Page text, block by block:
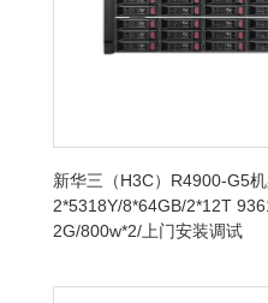
新华三（H3C）R4900-G5
2*5318Y/8*64GB/2*12T
2G/800w*2/上门安装调试